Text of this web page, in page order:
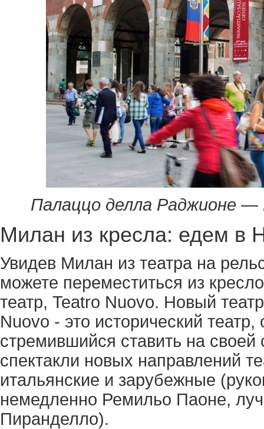
Палаццо делла Раджионе
Милан из кресла: едем в
Увидев Милан из театра на
можете переместиться из
театр, Teatro Nuovo. Новый
Nuovo - это исторический
стремившийся ставить на
спектакли новых направлений
итальянские и зарубежные
немедленно Ремильо Паоне,
Пиранделло).